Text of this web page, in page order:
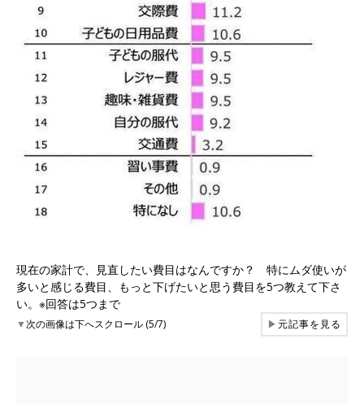
現在の家計で、見直したい費目はなんですか？ 特にムダ使いが
多いと感じる費目、もっと下げたいと思う費目を5つ教えて下さ
い。※回答は5つまで
▼次の画像は下へスクロール (5/7) ▶元記事を見る